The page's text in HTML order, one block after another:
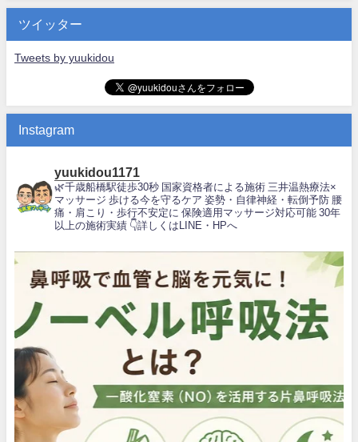
ツイッター
Tweets by yuukidou
Instagram
yuukidou1171
🌿千歳船橋駅徒歩30秒 国家資格者による施術 三井温熱療法×
マッサージ 歩ける今を守るケア 姿勢・自律神経・転倒予防 腰
痛・肩こり・歩行不安定に 保険適用マッサージ対応可能 30年
以上の施術実績 👇詳しくはLINE・HPへ